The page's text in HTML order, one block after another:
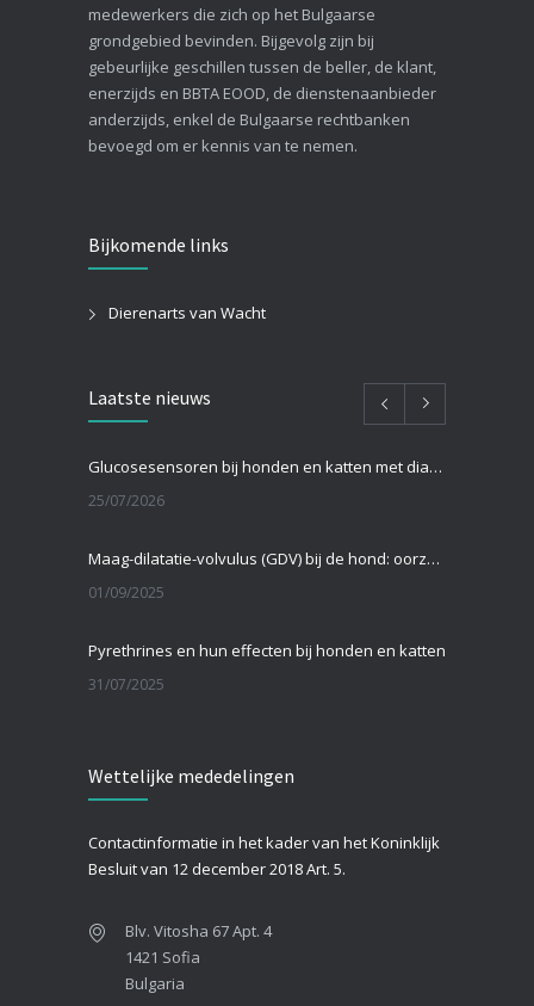
medewerkers die zich op het Bulgaarse
grondgebied bevinden. Bijgevolg zijn bij
gebeurlijke geschillen tussen de beller, de klant,
enerzijds en BBTA EOOD, de dienstenaanbieder
anderzijds, enkel de Bulgaarse rechtbanken
bevoegd om er kennis van te nemen.
Bijkomende links
Dierenarts van Wacht
Laatste nieuws
Glucosesensoren bij honden en katten met diabetes: hoe werken ze en zijn ze beter dan een prik in het oor?
25/07/2026
Maag-dilatatie-volvulus (GDV) bij de hond: oorzaken, symptomen en behandeling
01/09/2025
Pyrethrines en hun effecten bij honden en katten
31/07/2025
26/07/2025
Wat te doen als je hond een coldpack heeft gegeten?
25/07/2025
Wettelijke mededelingen
Contactinformatie in het kader van het Koninklijk
Besluit van 12 december 2018 Art. 5.
Blv. Vitosha 67 Apt. 4
1421 Sofia
Bulgaria